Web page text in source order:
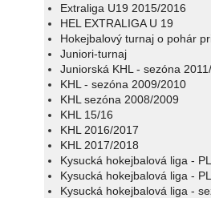
Extraliga U19 2015/2016
HEL EXTRALIGA U 19
Hokejbalový turnaj o pohár
Juniori-turnaj
Juniorská KHL - sezóna
KHL - sezóna 2009/2010
KHL sezóna 2008/2009
KHL 15/16
KHL 2016/2017
KHL 2017/2018
Kysucká hokejbalová liga -
Kysucká hokejbalová liga -
Kysucká hokejbalová liga -